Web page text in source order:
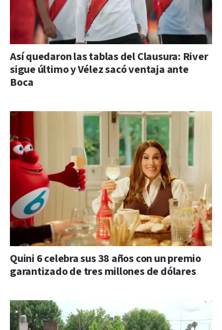
Así quedaron las tablas del Clausura: River
sigue último y Vélez sacó ventaja ante
Boca
Quini 6 celebra sus 38 años con un premio
garantizado de tres millones de dólares